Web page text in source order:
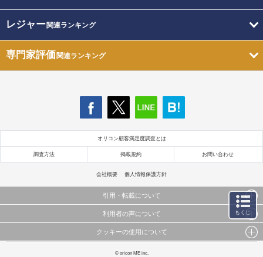
レジャー関連ランキング
専門家評価関連ランキング
オリコン顧客満足度調査とは
調査方法 掲載規約 お問い合わせ
会社概要 個人情報保護方針
引用・転載について
当サイトで公開されている情報（文字、写真、イラスト、画像データ等）及びこれらの配置・
これらの情報を権利者の許可なく無断転載・複製などの二次利用を行うことは固く禁じており
利用者の声について
当サイトに掲載している内容はすべてサービスの利用者が提出された見解・感想です。
弊社の見解・ 意見ではないことをご理解いただいた上でご覧ください。
クッキーの使用について
このサイトでは Cookie を使用して、ユーザーに合わせたコンテンツや広告の表示、ソーシャル
© oricon ME inc.
もくじ